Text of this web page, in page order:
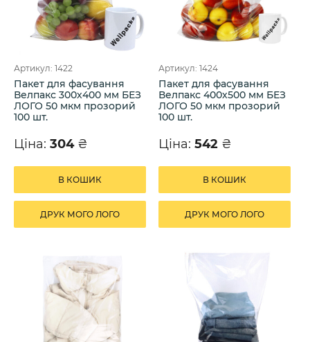
Артикул: 1422
Пакет для фасування
Велпакс 300х400 мм БЕЗ
ЛОГО 50 мкм прозорий
100 шт.
Ціна: 304 ₴
В КОШИК
ДРУК МОГО ЛОГО
Артикул: 1424
Пакет для фасування
Велпакс 400х500 мм БЕЗ
ЛОГО 50 мкм прозорий
100 шт.
Ціна: 542 ₴
В КОШИК
ДРУК МОГО ЛОГО